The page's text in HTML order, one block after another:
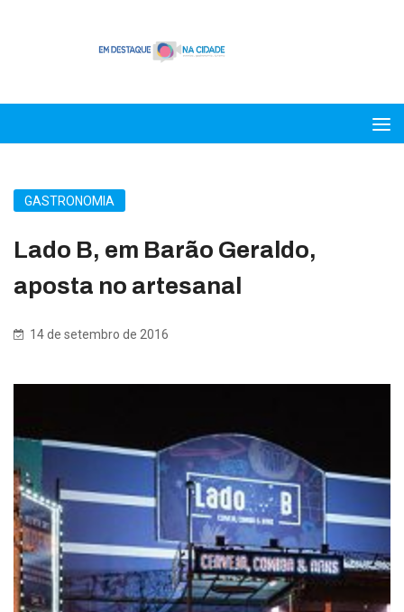
GASTRONOMIA
Lado B, em Barão Geraldo,
aposta no artesanal
14 de setembro de 2016